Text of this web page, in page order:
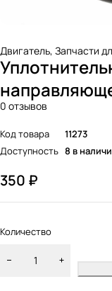
Двигатель, Запчасти
0 отзывов
Код товара
11273
Доступность 8 в
350 ₽
Количество